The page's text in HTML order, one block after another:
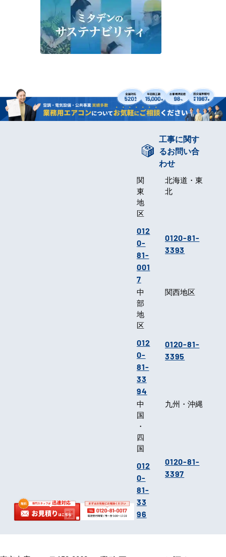
工事に関す
るお問い合
わせ
関
東
地
区
012
0-
81-
001
7
北海道・東
北
0120-81-
3393
中
部
地
区
012
0-
81-
33
94
関西地区
0120-81-
3395
中
国
・
四
国
012
0-
81-
33
96
九州・沖縄
0120-81-
3397